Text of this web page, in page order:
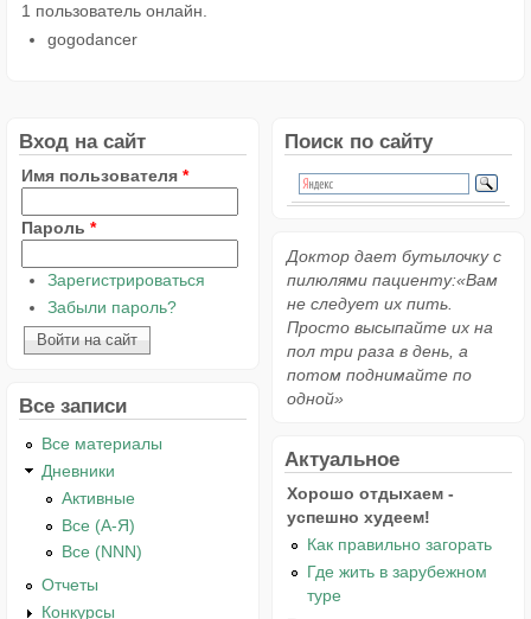
1 пользователь онлайн.
gogodancer
Вход на сайт
Имя пользователя *
Пароль *
Зарегистрироваться
Забыли пароль?
Все записи
Все материалы
Дневники
Активные
Все (А-Я)
Все (NNN)
Отчеты
Конкурсы
Поиск по сайту
Доктор дает бутылочку с
пилюлями пациенту:«Вам
не следует их пить.
Просто высыпайте их на
пол три раза в день, а
потом поднимайте по
одной»
Актуальное
Хорошо отдыхаем -
успешно худеем!
Как правильно загорать
Где жить в зарубежном
туре